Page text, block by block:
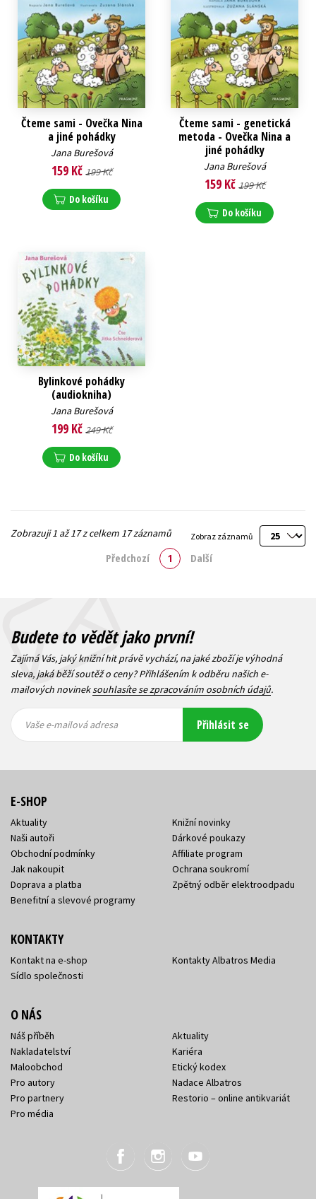
Čteme sami - Ovečka Nina
a jiné pohádky
Jana Burešová
159 Kč 199 Kč
Do košíku
Čteme sami - genetická
metoda - Ovečka Nina a
jiné pohádky
Jana Burešová
159 Kč 199 Kč
Do košíku
Bylinkové pohádky
(audiokniha)
Jana Burešová
199 Kč 249 Kč
Do košíku
Zobraz záznamů
Zobrazuji 1 až 17 z celkem 17 záznamů
Předchozí 1 Další
Budete to vědět jako první!
Zajímá Vás, jaký knižní hit právě vychází, na jaké zboží je výhodná
sleva, jaká běží soutěž o ceny? Přihlášením k odběru našich e-
mailových novineksouhlasíte se zpracováním osobních údajů.
mailová
mailová
Vaše e-mailová adresa Přihlásit se
E-SHOP
Aktuality
Naši autoři
Obchodní podmínky
Jak nakoupit
Doprava a platba
Benefitní a slevové programy
Knižní novinky
Dárkové poukazy
Affiliate program
Ochrana soukromí
Zpětný odběr elektroodpadu
KONTAKTY
Kontakt na e-shop
Sídlo společnosti
Kontakty Albatros Media
O NÁS
Náš příběh
Nakladatelství
Maloobchod
Pro autory
Pro partnery
Pro média
Aktuality
Kariéra
Etický kodex
Nadace Albatros
Restorio – online antikvariát